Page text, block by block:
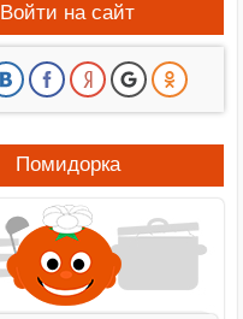
Войти на сайт
Помидорка